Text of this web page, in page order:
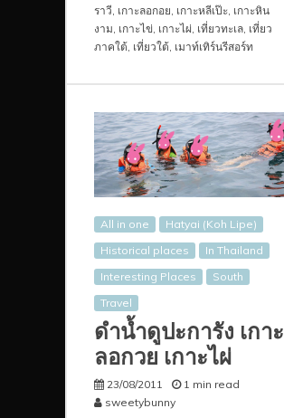
ราวี เกาะลอกอย เกาะหลีเป๊ะ เกาะหิน
งาม เกาะไข่ เกาะไผ่ เที่ยวทะเล เที่ยว
ภาคใต้ เที่ยวใต้ เมาท์เทิร์นรีสอร์ท
All in one
Hatyai (Koh Lipe)
Historical places
In Thailand
Interesting Places
South
Travel
ดำน้ำดูปะการัง เกาะ
ลอกวย เกาะไผ่
23/08/2011
1 min read
sweetybunny